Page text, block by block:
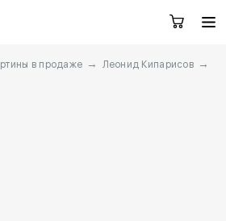
в продаже → Леонид Кипарисов →